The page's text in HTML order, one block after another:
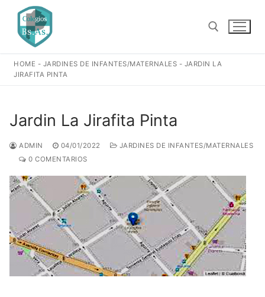
contenido
HOME - JARDINES DE INFANTES/MATERNALES - JARDIN LA
JIRAFITA PINTA
Jardin La Jirafita Pinta
ADMIN 04/01/2022
JARDINES DE INFANTES/MATERNALES
0 COMENTARIOS